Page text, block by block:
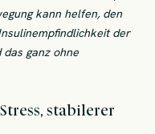
kann helfen, den
der
ganz ohne
stabilerer